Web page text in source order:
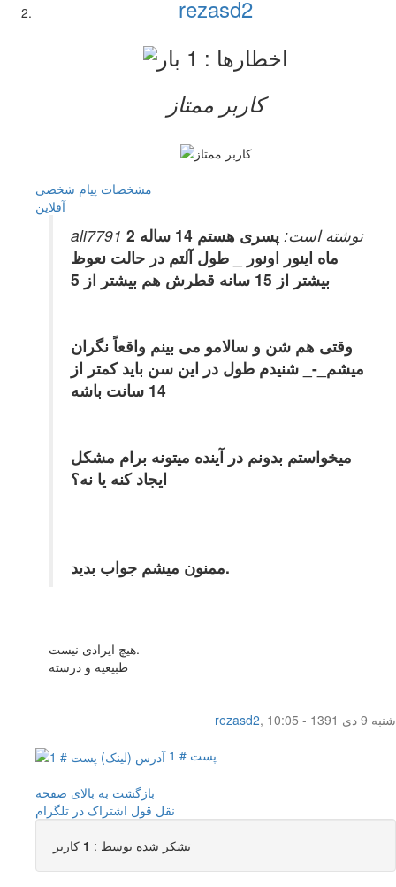
rezasd2
کاربر ممتاز
مشخصات پیام شخصی
آفلاين
ali7791 نوشته است:
پسری هستم 14 ساله 2
ماه اینور اونور _ طول آلتم در حالت نعوظ
بیشتر از 15 سانه قطرش هم بیشتر از 5
وقتی هم شن و سالامو می بینم واقعاً نگران
میشم_-_ شنیدم طول در این سن باید کمتر از
14 سانت باشه
میخواستم بدونم در آینده میتونه برام مشکل
ایجاد کنه یا نه؟
ممنون میشم جواب بدید.
هیچ ایرادی نیست.
طبیعیه و درسته
rezasd2,
شنبه 9 دی 1391 - 10:05
پست # 1
بازگشت به بالای صفحه
نقل قول اشتراک در تلگرام
تشکر شده توسط : 1 کاربر